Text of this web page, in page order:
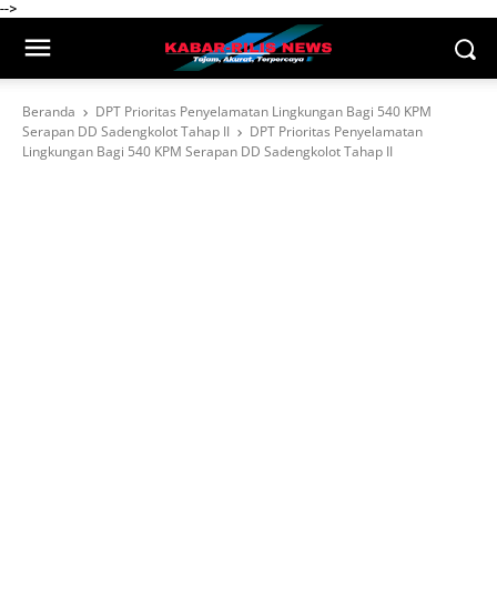
-->
Beranda
DPT Prioritas Penyelamatan Lingkungan Bagi 540 KPM
Serapan DD Sadengkolot Tahap II
DPT Prioritas Penyelamatan
Lingkungan Bagi 540 KPM Serapan DD Sadengkolot Tahap II